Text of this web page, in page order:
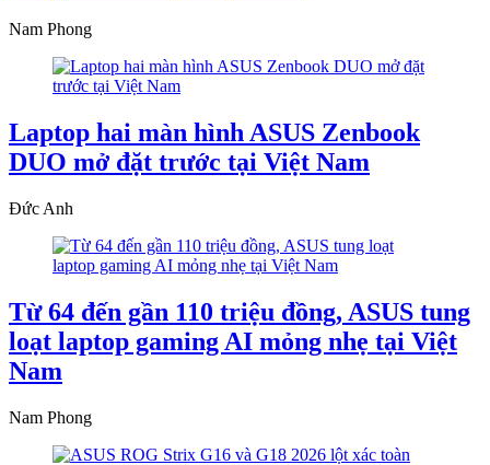
Nam Phong
Laptop hai màn hình ASUS Zenbook
DUO mở đặt trước tại Việt Nam
Đức Anh
Từ 64 đến gần 110 triệu đồng, ASUS tung
loạt laptop gaming AI mỏng nhẹ tại Việt
Nam
Nam Phong